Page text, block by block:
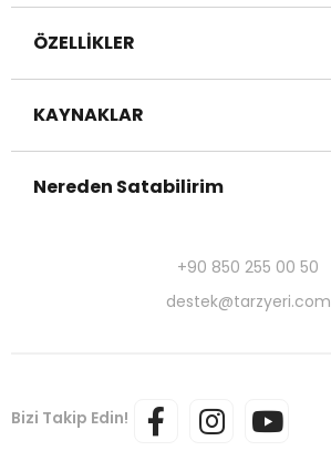
ÖZELLİKLER
KAYNAKLAR
Nereden Satabilirim
+90 850 255 00 50
destek@tarzyeri.com
Bizi Takip Edin!